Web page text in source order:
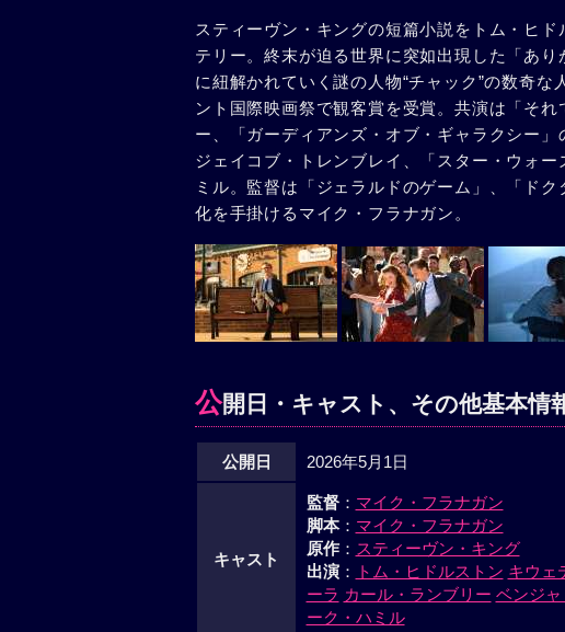
スティーヴン・キングの短篇小説をトム・ヒ
テリー。終末が迫る世界に突如出現した「あ
に紐解かれていく謎の人物“チャック”の数奇
ント国際映画祭で観客賞を受賞。共演は「そ
ー、「ガーディアンズ・オブ・ギャラクシー
ジェイコブ・トレンブレイ、「スター・ウォ
ミル。監督は「ジェラルドのゲーム」、「ド
化を手掛けるマイク・フラナガン。
公開日・キャスト、その他基本情
公開日 2026年5月1日
キャスト
監督：マイク・フラナガン
脚本：マイク・フラナガン
原作：スティーヴン・キング
出演：トム・ヒドルストン キウェ
ーラ カール・ランブリー ベンジ
ーク・ハミル